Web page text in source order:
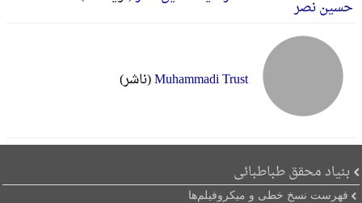
Muhammadi Trust(ناشر)
بنیاد محقق طباطبائی
فهرست نسخ خطی و میکروفیلم‌ها